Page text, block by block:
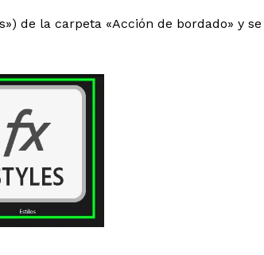
de la carpeta «Acción de bordado» y se